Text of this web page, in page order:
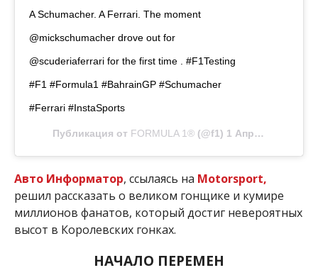
A Schumacher. A Ferrari. The moment
@mickschumacher drove out for
@scuderiaferrari for the first time . #F1Testing
#F1 #Formula1 #BahrainGP #Schumacher
#Ferrari #InstaSports
Публикация от FORMULA 1® (@f1) 1 Апр 2019 в 11:56 PDT
Авто Информатор, ссылаясь на Мotorsport,
решил рассказать о великом гонщике и кумире
миллионов фанатов, который достиг невероятных
высот в Королевских гонках.
НАЧАЛО ПЕРЕМЕН